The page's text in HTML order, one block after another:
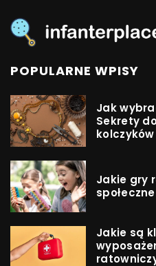
POPULARNE WPISY
Jak
Sekrety
kolczyków
Jakie gry
Jakie są